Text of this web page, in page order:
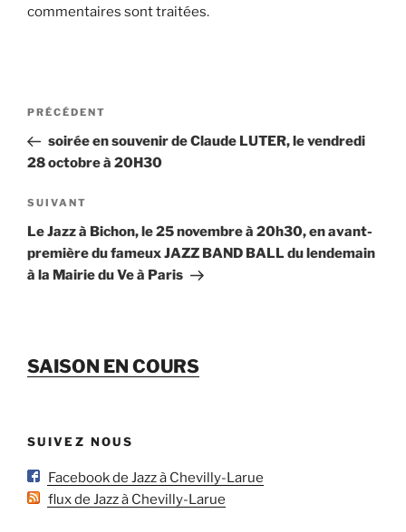
commentaires sont traitées.
Navigation
l’article
Article
précédent
PRÉCÉDENT
soirée en souvenir de Claude LUTER, le vendredi
28 octobre à 20H30
Article
suivant
SUIVANT
Le Jazz à Bichon, le 25 novembre à 20h30, en avant-
première du fameux JAZZ BAND BALL du lendemain
à la Mairie du Ve à Paris
SAISON EN COURS
SUIVEZ NOUS
Facebook de Jazz à Chevilly-Larue
flux de Jazz à Chevilly-Larue